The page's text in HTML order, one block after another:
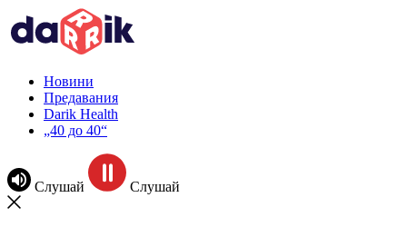
Новини
Предавания
Darik Health
„40 до 40“
Слушай Слушай